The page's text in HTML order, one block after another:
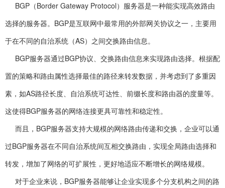
BGP（Border Gateway Protocol）服务器是一种能实现高效路由
选择的服务器。BGP是互联网中最常用的外部网关协议之一，主要用
于在不同的自治系统（AS）之间交换路由信息。
BGP服务器通过BGP协议、交换路由信息来实现路由选择。根据配
置的策略和路由属性选择最佳的路径来转发数据，并考虑到了多重因
素，如AS路径长度、自治系统可达性、前缀长度和路由器的度量等。
这使得BGP服务器的网络连接更具可靠性和稳定性。
而且，BGP服务器支持大规模的网络路由传递和交换，企业可以通
过BGP服务器在不同自治系统间互相交换路由，实现全局路由选择和
转发，增加了网络的可扩展性，更好地适应不断增长的网络规模。
对于企业来说，BGP服务器能够让企业实现多个分支机构之间的路